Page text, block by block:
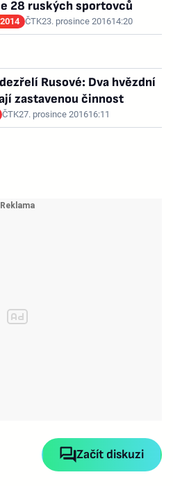
28 ruských sportovců
ČTK23. prosince 201614:20
Rusové: Dva hvězdní
zastavenou činnost
ČTK27. prosince 201616:11
Začít diskuzi